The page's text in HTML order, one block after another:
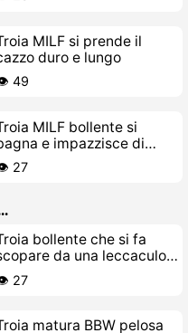
MILF si prende il
duro e lungo
49
MILF bollente si
e impazzisce di
cazzo
27
bollente che si fa
da una leccaculo
matura
27
matura BBW pelosa